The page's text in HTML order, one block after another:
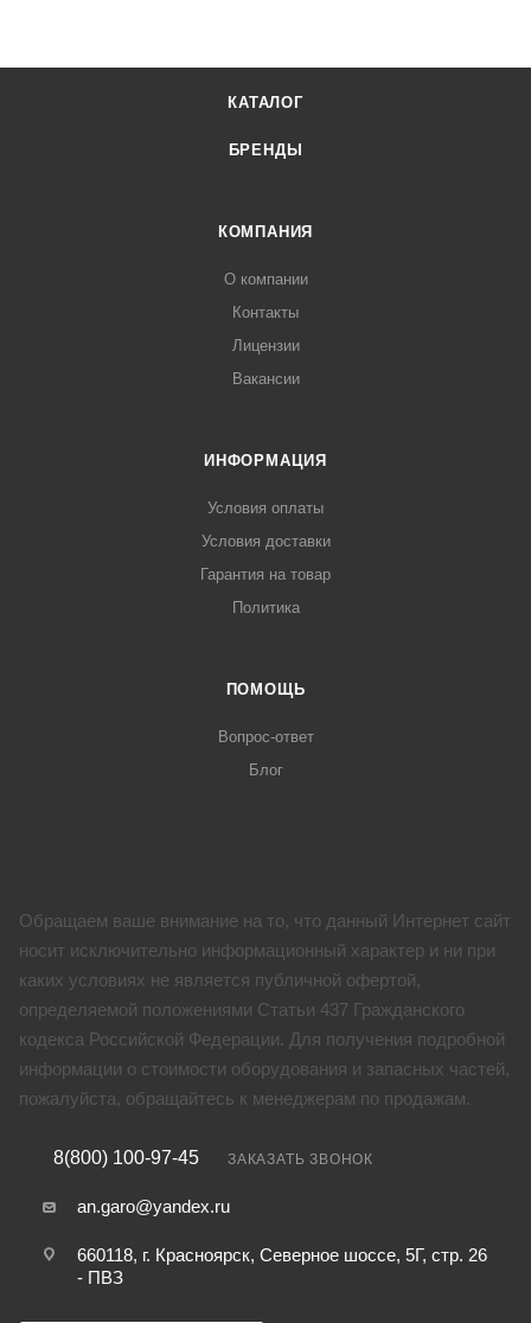
КАТАЛОГ
БРЕНДЫ
КОМПАНИЯ
О компании
Контакты
Лицензии
Вакансии
ИНФОРМАЦИЯ
Условия оплаты
Условия доставки
Гарантия на товар
Политика
ПОМОЩЬ
Вопрос-ответ
Блог
Обращаем ваше внимание на то, что данный Интернет сайт
носит исключительно информационный характер и ни при
каких условиях не является публичной офертой,
определяемой положениями Статьи 437 Гражданского
кодекса Российской Федерации. Для получения подробной
информации о стоимости оборудования и запасных частей,
пожалуйста, обращайтесь к менеджерам по продажам.
8(800) 100-97-45 ЗАКАЗАТЬ ЗВОНОК
an.garo@yandex.ru
660118, г. Красноярск, Северное шоссе, 5Г, стр. 26
- ПВЗ